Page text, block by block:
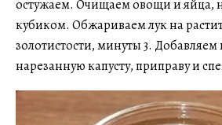
остужаем. Очищаем овощи и яйца,
кубиком. Обжариваем лук на
золотистости, минуты 3. Добавляем
нарезанную капусту, приправу и